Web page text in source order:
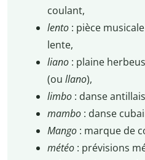
coulant,
lento : pièce
lente,
liano : plaine
(ou llano),
limbo : danse
mambo : danse
Mango : marque de
météo : prévisions